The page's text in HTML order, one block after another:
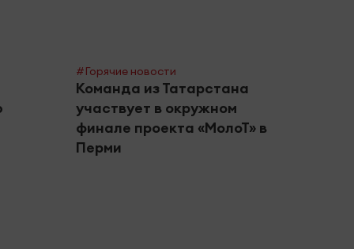
#Горячие новости
Команда из Татарстана
участвует в окружном
финале проекта «МолоТ» в
Перми